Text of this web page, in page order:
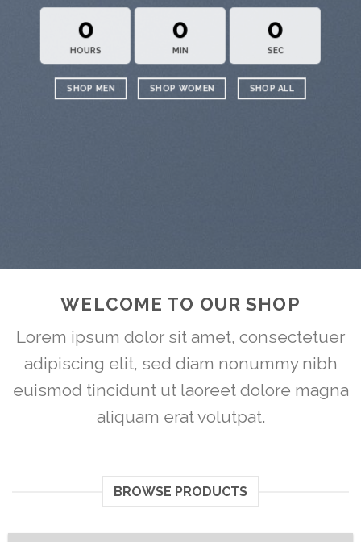
0
HOURS
0
MIN
0
SEC
SHOP MEN SHOP WOMEN SHOP ALL
WELCOME TO OUR SHOP
Lorem ipsum dolor sit amet, consectetuer
adipiscing elit, sed diam nonummy nibh
euismod tincidunt ut laoreet dolore magna
aliquam erat volutpat.
BROWSE PRODUCTS